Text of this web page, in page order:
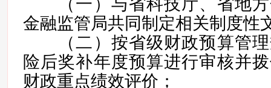
（一）与省科技厅、省地方
金融监管局共同制定相关制度性
（二）按省级财政预算管理
险后奖补年度预算进行审核并
财政重点绩效评价；